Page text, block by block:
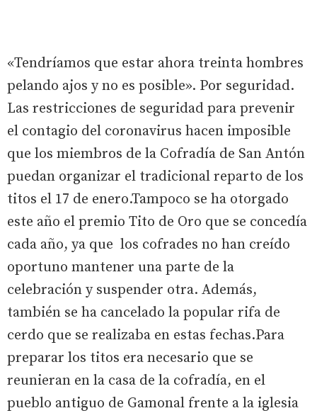
«Tendríamos que estar ahora treinta hombres
pelando ajos y no es posible». Por seguridad.
Las restricciones de seguridad para prevenir
el contagio del coronavirus hacen imposible
que los miembros de la Cofradía de San Antón
puedan organizar el tradicional reparto de los
titos el 17 de enero.Tampoco se ha otorgado
este año el premio Tito de Oro que se concedía
cada año, ya que los cofrades no han creído
oportuno mantener una parte de la
celebración y suspender otra. Además,
también se ha cancelado la popular rifa de
cerdo que se realizaba en estas fechas.Para
preparar los titos era necesario que se
reunieran en la casa de la cofradía, en el
pueblo antiguo de Gamonal frente a la iglesia